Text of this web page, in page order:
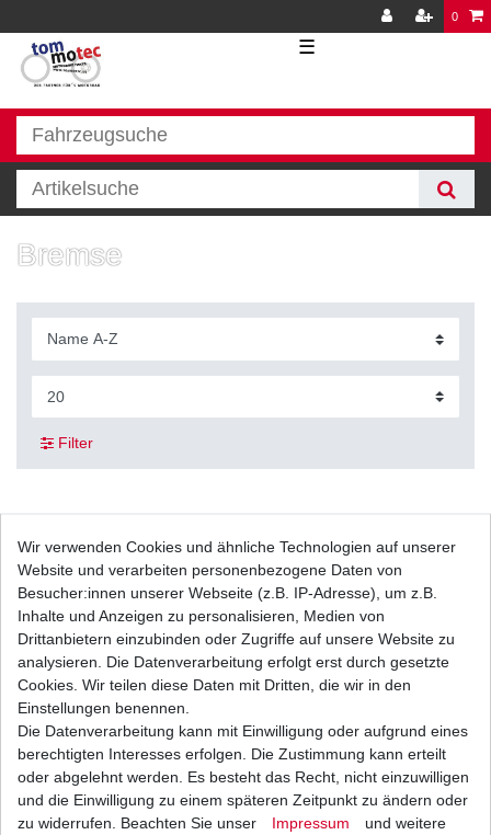
0
☰
Bremse
Filter
Bremsbeläge EBC FA 083 HH FA083HH FA 83
HH FA83HH Sinter Bremsklötze
UVP 35,49 € 24,29 € *
| 24,29 € / Satz
inkl. ges. MwSt. Versandkosten
Bremsbeläge EBC FA 083 TT FA083TT Standard
UVP 25,36 € 17,36 € *
1 Satz | 17,36 € / Satz
inkl. ges. MwSt. zzgl.
Wir verwenden Cookies und ähnliche Technologien auf unserer
Website und verarbeiten personenbezogene Daten von
Besucher:innen unserer Webseite (z.B. IP-Adresse), um z.B.
Inhalte und Anzeigen zu personalisieren, Medien von
Drittanbietern einzubinden oder Zugriffe auf unsere Website zu
analysieren. Die Datenverarbeitung erfolgt erst durch gesetzte
Cookies. Wir teilen diese Daten mit Dritten, die wir in den
Einstellungen benennen.
Die Datenverarbeitung kann mit Einwilligung oder aufgrund eines
berechtigten Interesses erfolgen. Die Zustimmung kann erteilt
oder abgelehnt werden. Es besteht das Recht, nicht einzuwilligen
und die Einwilligung zu einem späteren Zeitpunkt zu ändern oder
zu widerrufen. Beachten Sie unser
Impressum
und weitere